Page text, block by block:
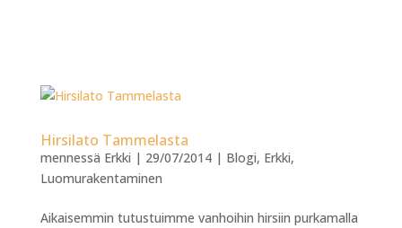
Hirsilato Tammelasta
mennessä Erkki | 29/07/2014| Blogi, Erkki,
Luomurakentaminen
Aikaisemmin tutustuimme vanhoihin hirsiin purkamalla